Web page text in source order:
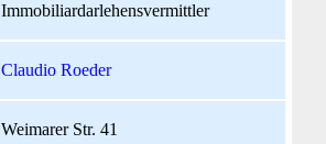
Immobiliardarlehensvermittler
Claudio Roeder
Weimarer Str. 41